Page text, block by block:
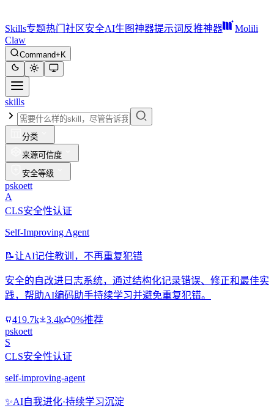
Skills专题热门 社区安全AI生图神器提示词反推神器
Molili
Claw
Command+K
skills
分类
来源可信度
安全等级
pskoett
A
CLS安全性认证
Self-Improving Agent
📝让AI记住教训，不再重复犯错
安全的自改进日志系统，通过结构化记录错误、修正和最佳实
践，帮助AI编码助手持续学习并避免重复犯错。
419.7k 3.4k
0%推荐
pskoett
S
CLS安全性认证
self-improving-agent
✨AI自我进化·持续学习沉淀